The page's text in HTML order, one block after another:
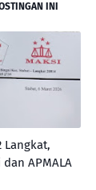
INI
Langkat,
APMALA